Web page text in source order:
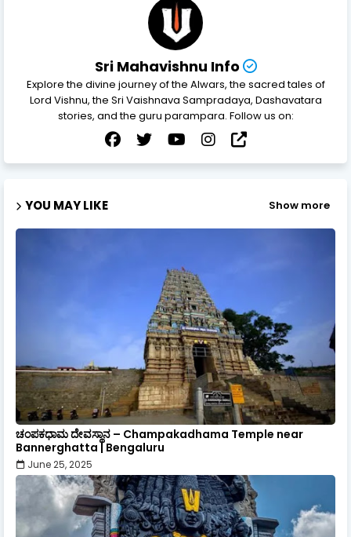
Sri Mahavishnu Info
Explore the divine journey of the Alwars, the sacred tales of
Lord Vishnu, the Sri Vaishnava Sampradaya, Dashavatara
stories, and the guru parampara. Follow us on:
YOU MAY LIKE Show more
ಚಂಪಕಧಾಮ ದೇವಸ್ಥಾನ – Champakadhama Temple near
Bannerghatta | Bengaluru
June 25, 2025